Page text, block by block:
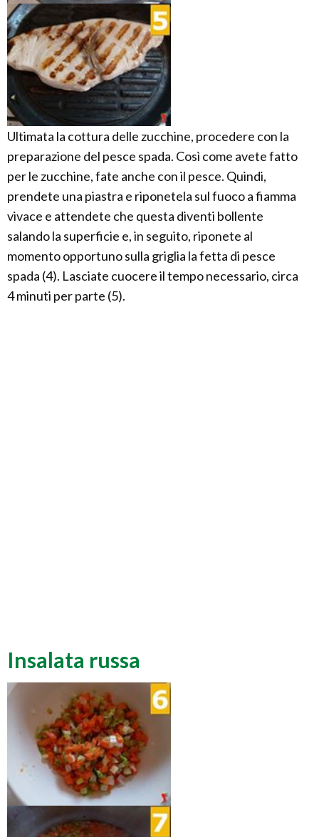
Ultimata la cottura delle zucchine, procedere con la
preparazione del pesce spada. Così come avete fatto
per le zucchine, fate anche con il pesce. Quindi,
prendete una piastra e riponetela sul fuoco a fiamma
vivace e attendete che questa diventi bollente
salando la superficie e, in seguito, riponete al
momento opportuno sulla griglia la fetta di pesce
spada (4). Lasciate cuocere il tempo necessario, circa
4 minuti per parte (5).
Insalata russa